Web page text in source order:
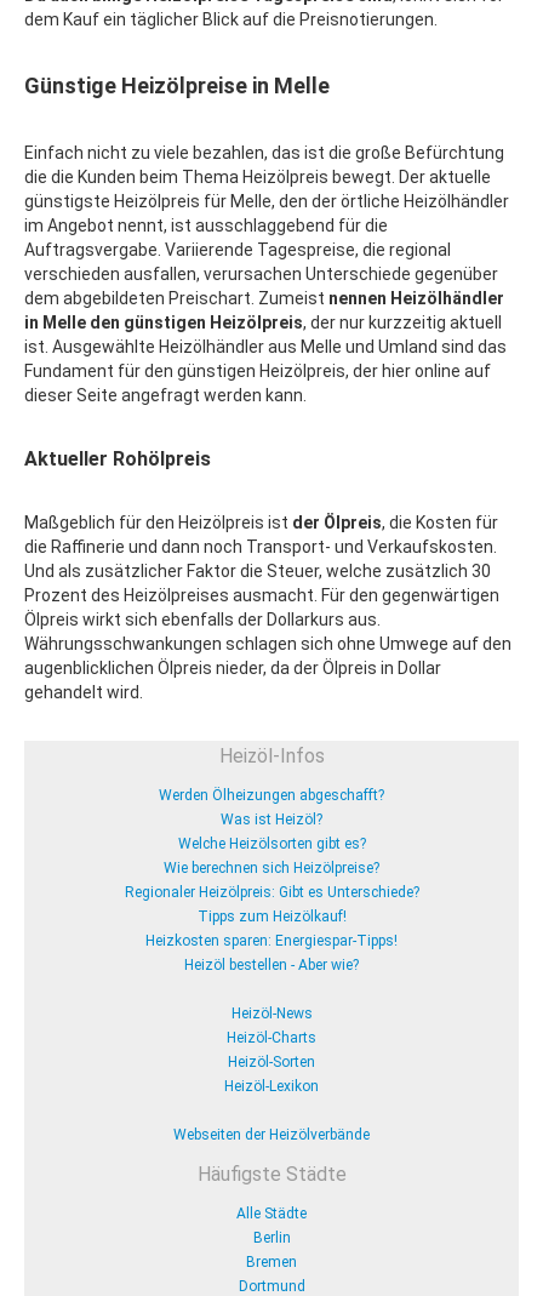
dem Kauf ein täglicher Blick auf die Preisnotierungen.
Günstige Heizölpreise in Melle
Einfach nicht zu viele bezahlen, das ist die große Befürchtung
die die Kunden beim Thema Heizölpreis bewegt. Der aktuelle
günstigste Heizölpreis für Melle, den der örtliche Heizölhändler
im Angebot nennt, ist ausschlaggebend für die
Auftragsvergabe. Variierende Tagespreise, die regional
verschieden ausfallen, verursachen Unterschiede gegenüber
dem abgebildeten Preischart. Zumeist nennen Heizölhändler
in Melle den günstigen Heizölpreis, der nur kurzzeitig aktuell
ist. Ausgewählte Heizölhändler aus Melle und Umland sind das
Fundament für den günstigen Heizölpreis, der hier online auf
dieser Seite angefragt werden kann.
Aktueller Rohölpreis
Maßgeblich für den Heizölpreis ist der Ölpreis, die Kosten für
die Raffinerie und dann noch Transport- und Verkaufskosten.
Und als zusätzlicher Faktor die Steuer, welche zusätzlich 30
Prozent des Heizölpreises ausmacht. Für den gegenwärtigen
Ölpreis wirkt sich ebenfalls der Dollarkurs aus.
Währungsschwankungen schlagen sich ohne Umwege auf den
augenblicklichen Ölpreis nieder, da der Ölpreis in Dollar
gehandelt wird.
Heizöl-Infos
Werden Ölheizungen abgeschafft?
Was ist Heizöl?
Welche Heizölsorten gibt es?
Wie berechnen sich Heizölpreise?
Regionaler Heizölpreis: Gibt es Unterschiede?
Tipps zum Heizölkauf!
Heizkosten sparen: Energiespar-Tipps!
Heizöl bestellen - Aber wie?
Heizöl-News
Heizöl-Charts
Heizöl-Sorten
Heizöl-Lexikon
Webseiten der Heizölverbände
Häufigste Städte
Alle Städte
Berlin
Bremen
Dortmund